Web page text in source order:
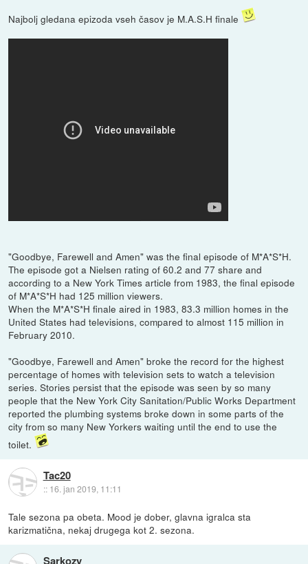
Najbolj gledana epizoda vseh časov je M.A.S.H finale
"Goodbye, Farewell and Amen" was the final episode of M*A*S*H.
The episode got a Nielsen rating of 60.2 and 77 share and
according to a New York Times article from 1983, the final episode
of M*A*S*H had 125 million viewers.
When the M*A*S*H finale aired in 1983, 83.3 million homes in the
United States had televisions, compared to almost 115 million in
February 2010.
"Goodbye, Farewell and Amen" broke the record for the highest
percentage of homes with television sets to watch a television
series. Stories persist that the episode was seen by so many
people that the New York City Sanitation/Public Works Department
reported the plumbing systems broke down in some parts of the
city from so many New Yorkers waiting until the end to use the
toilet.
Tac20
:: 16. jan 2019, 11:11
Tale sezona pa obeta. Mood je dober, glavna igralca sta
karizmatična, nekaj drugega kot 2. sezona.
Sarkozy